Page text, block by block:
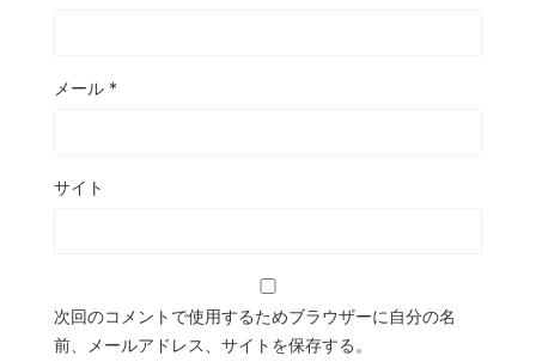
メール *
サイト
次回のコメントで使用するためブラウザーに自分の名
前、メールアドレス、サイトを保存する。